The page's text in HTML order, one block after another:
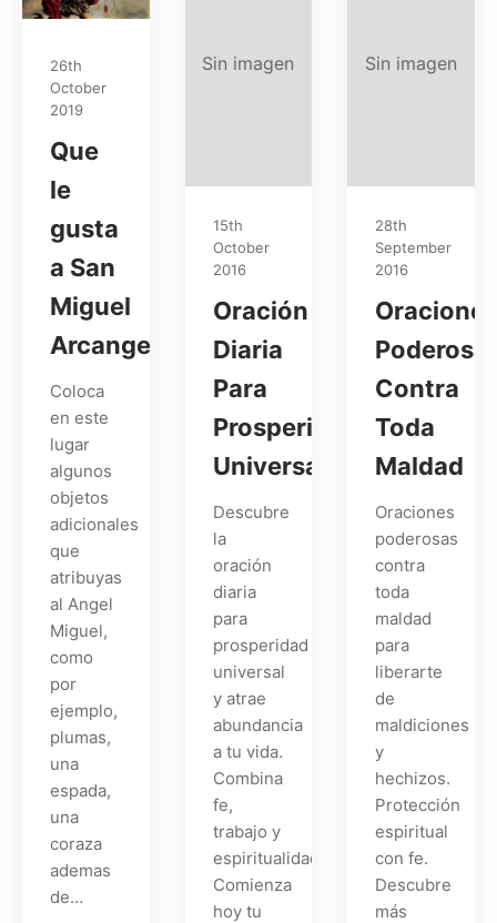
26th
October
2019
Que
le
gusta
a San
Miguel
Arcangel
Coloca
en este
lugar
algunos
objetos
adicionales
que
atribuyas
al Angel
Miguel,
como
por
ejemplo,
plumas,
una
espada,
una
coraza
ademas
de…
Sin imagen
15th
October
2016
Oración
Diaria
Para
Prosperidad
Universal
Descubre
la
oración
diaria
para
prosperidad
universal
y atrae
abundancia
a tu vida.
Combina
fe,
trabajo y
espiritualidad.
Comienza
hoy tu
Sin imagen
28th
September
2016
Contra
Toda
Maldad
Oraciones
poderosas
contra
toda
maldad
para
liberarte
de
maldiciones
y
hechizos.
Protección
espiritual
con fe.
Descubre
más